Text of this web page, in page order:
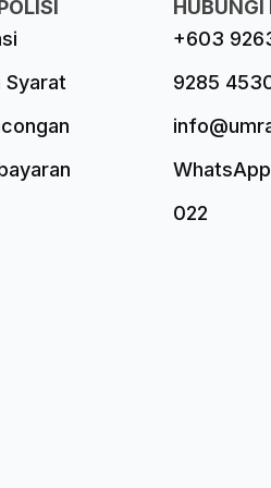
Syarat
HUBUNGI
+603
9285
022